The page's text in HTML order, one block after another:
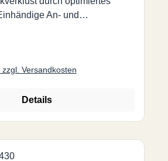
An- und
AOetiker SC Series CPrevost
Tema 25, 26,
20°C -
Stahl,
Stahl,
Versandkosten
Details